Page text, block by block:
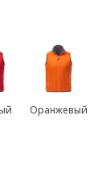
Оранжевый